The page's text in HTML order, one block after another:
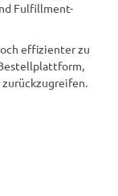
Fulfillment-
effizienter zu